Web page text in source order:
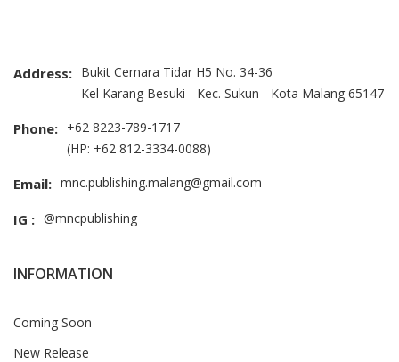
Address: Bukit Cemara Tidar H5 No. 34-36
Kel Karang Besuki - Kec. Sukun - Kota Malang 65147
Phone: +62 8223-789-1717
(HP: +62 812-3334-0088)
Email: mnc.publishing.malang@gmail.com
IG : @mncpublishing
INFORMATION
Coming Soon
New Release